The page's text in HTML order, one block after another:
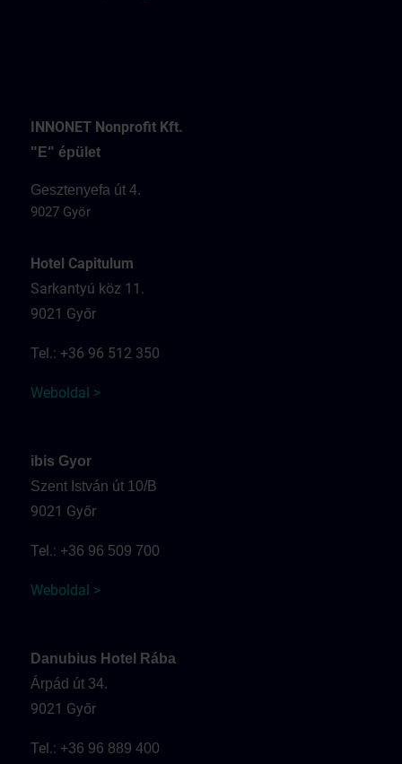
INNONET Nonprofit Kft.
"E" épület
Gesztenyefa út 4.
9027 Györ
Hotel Capitulum
Sarkantyú köz 11.
9021 Győr
Tel.: +36 96 512 350
Weboldal >
ibis Gyor
Szent István út 10/B
9021 Győr
Tel.: +36 96 509 700
Weboldal >
Danubius Hotel Rába
Árpád út 34.
9021 Győr
Tel.: +36 96 889 400